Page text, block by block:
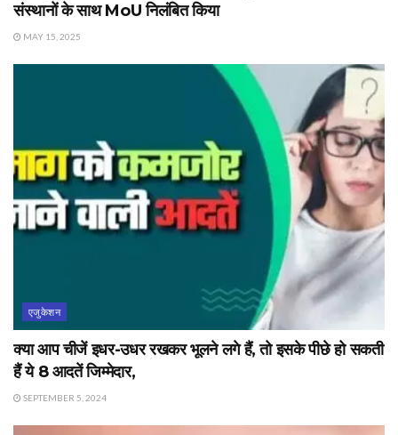
संस्थानों के साथ MoU निलंबित किया
MAY 15, 2025
एजुकेशन
क्या आप चीजें इधर-उधर रखकर भूलने लगे हैं, तो इसके पीछे हो सकती
हैं ये 8 आदतें जिम्मेदार,
SEPTEMBER 5, 2024